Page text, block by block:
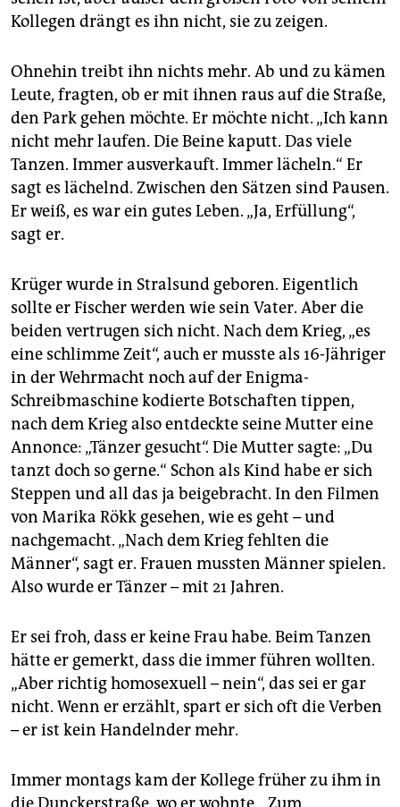
Kollegen drängt es ihn nicht, sie zu zeigen.
Ohnehin treibt ihn nichts mehr. Ab und zu kämen
Leute, fragten, ob er mit ihnen raus auf die Straße,
den Park gehen möchte. Er möchte nicht. „Ich kann
nicht mehr laufen. Die Beine kaputt. Das viele
Tanzen. Immer ausverkauft. Immer lächeln.“ Er
sagt es lächelnd. Zwischen den Sätzen sind Pausen.
Er weiß, es war ein gutes Leben. „Ja, Erfüllung“,
sagt er.
Krüger wurde in Stralsund geboren. Eigentlich
sollte er Fischer werden wie sein Vater. Aber die
beiden vertrugen sich nicht. Nach dem Krieg, „es
eine schlimme Zeit“, auch er musste als 16-Jähriger
in der Wehrmacht noch auf der Enigma-
Schreibmaschine kodierte Botschaften tippen,
nach dem Krieg also entdeckte seine Mutter eine
Annonce: „Tänzer gesucht“. Die Mutter sagte: „Du
tanzt doch so gerne.“ Schon als Kind habe er sich
Steppen und all das ja beigebracht. In den Filmen
von Marika Rökk gesehen, wie es geht – und
nachgemacht. „Nach dem Krieg fehlten die
Männer“, sagt er. Frauen mussten Männer spielen.
Also wurde er Tänzer – mit 21 Jahren.
Er sei froh, dass er keine Frau habe. Beim Tanzen
hätte er gemerkt, dass die immer führen wollten.
„Aber richtig homosexuell – nein“, das sei er gar
nicht. Wenn er erzählt, spart er sich oft die Verben
– er ist kein Handelnder mehr.
Immer montags kam der Kollege früher zu ihm in